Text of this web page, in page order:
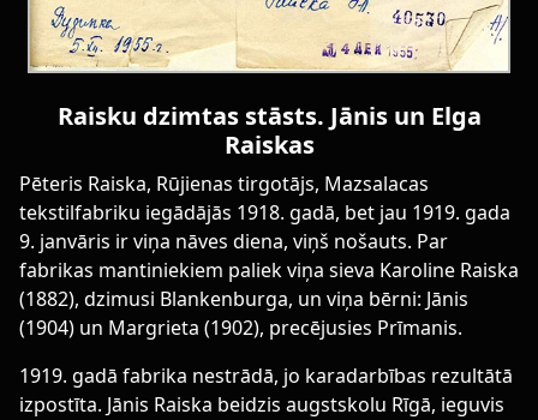
Raisku dzimtas stāsts. Jānis un Elga
Raiskas
Pēteris Raiska, Rūjienas tirgotājs, Mazsalacas
tekstilfabriku iegādājās 1918. gadā, bet jau 1919. gada
9. janvāris ir viņa nāves diena, viņš nošauts. Par
fabrikas mantiniekiem paliek viņa sieva Karoline Raiska
(1882), dzimusi Blankenburga, un viņa bērni: Jānis
(1904) un Margrieta (1902), precējusies Prīmanis.
1919. gadā fabrika nestrādā, jo karadarbības rezultātā
izpostīta. Jānis Raiska beidzis augstskolu Rīgā, ieguvis